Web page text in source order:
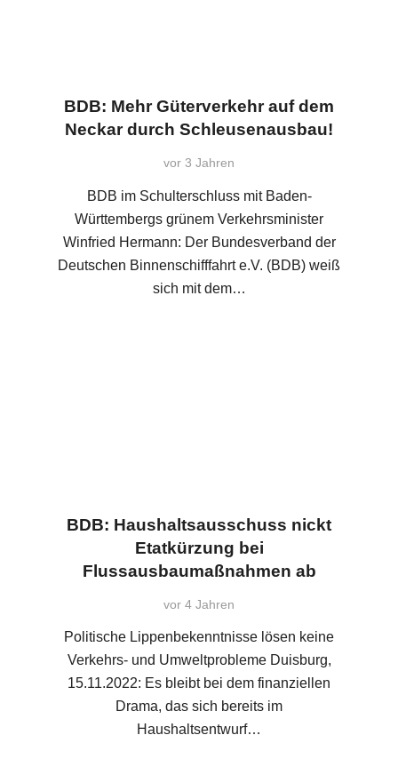
BDB: Mehr Güterverkehr auf dem
Neckar durch Schleusenausbau!
vor 3 Jahren
BDB im Schulterschluss mit Baden-
Württembergs grünem Verkehrsminister
Winfried Hermann: Der Bundesverband der
Deutschen Binnenschifffahrt e.V. (BDB) weiß
sich mit dem…
BDB: Haushaltsausschuss nickt
Etatkürzung bei
Flussausbaumaßnahmen ab
vor 4 Jahren
Politische Lippenbekenntnisse lösen keine
Verkehrs- und Umweltprobleme Duisburg,
15.11.2022: Es bleibt bei dem finanziellen
Drama, das sich bereits im
Haushaltsentwurf…